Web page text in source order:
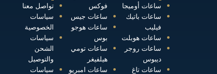
تواصل معنا
سياسات
الخصوصية
سياسات
الشحن
والتوصيل
سياسات
فوكس
ساعات جيس
ساعات هوجو
بوس
ساعات تومي
هيلفيغر
ساعات امبريو
ساعات أوميجا
ساعات باتيك
فيليب
ساعات هوبلت
ساعات روجر
ديبوس
ساعات تاغ